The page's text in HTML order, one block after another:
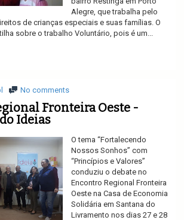
Alegre, que trabalha pelo
de crianças especiais e suas famílias. O
sobre o trabalho Voluntário, pois é um...
No comments
Fronteira Oeste -
Ideias
O tema “Fortalecendo
Nossos Sonhos” com
“Princípios e Valores”
conduziu o debate no
Encontro Regional Fronteira
Oeste na Casa de Economia
Solidária em Santana do
Livramento nos dias 27 e 28